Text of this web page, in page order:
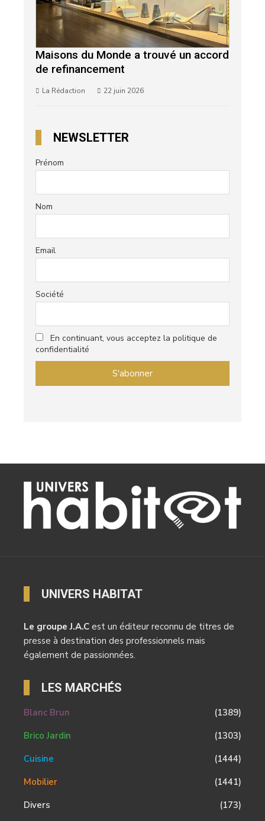
Maisons du Monde a trouvé un accord
de refinancement
La Rédaction 22 juin 2026
NEWSLETTER
Prénom
Nom
Email
Société
En continuant, vous acceptez la politique de
confidentialité
UNIVERS HABITAT
Le groupe J.A.C est un éditeur reconnu de titres de
presse à destination des professionnels mais
également de passionnées.
LES MARCHÉS
Blanc Brun
(1389)
Brico Jardin
(1303)
Cuisine
(1444)
Mobilier
(1441)
Divers
(173)